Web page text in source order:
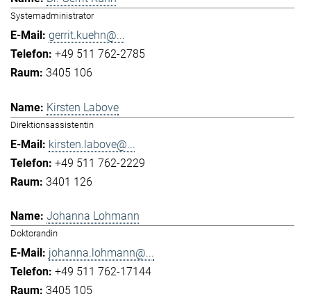
Systemadministrator
gerrit.kuehn@...
+49 511 762-2785
3405 106
Kirsten Labove
Direktionsassistentin
kirsten.labove@...
+49 511 762-2229
3401 126
Johanna Lohmann
Doktorandin
johanna.lohmann@...
+49 511 762-17144
3405 105